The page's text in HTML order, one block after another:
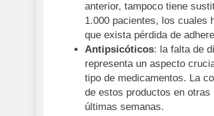
anterior, tampoco tiene
1.000 pacientes, los cuales
que exista pérdida de
Antipsicóticos: la falta de
representa un aspecto
tipo de medicamentos. La
de estos productos en
últimas semanas.